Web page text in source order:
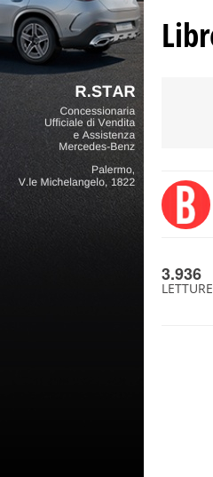
3.936
LETTURE